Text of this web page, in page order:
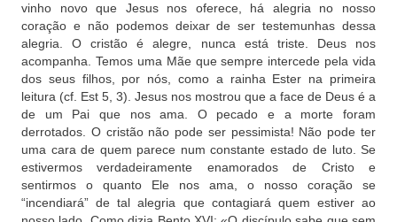
vinho novo que Jesus nos oferece, há alegria no nosso
coração e não podemos deixar de ser testemunhas dessa
alegria. O cristão é alegre, nunca está triste. Deus nos
acompanha. Temos uma Mãe que sempre intercede pela vida
dos seus filhos, por nós, como a rainha Ester na primeira
leitura (cf. Est 5, 3). Jesus nos mostrou que a face de Deus é a
de um Pai que nos ama. O pecado e a morte foram
derrotados. O cristão não pode ser pessimista! Não pode ter
uma cara de quem parece num constante estado de luto. Se
estivermos verdadeiramente enamorados de Cristo e
sentirmos o quanto Ele nos ama, o nosso coração se
“incendiará” de tal alegria que contagiará quem estiver ao